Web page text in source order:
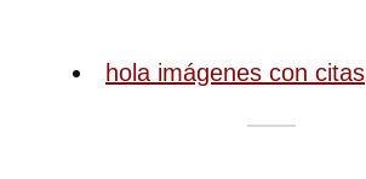
hola imágenes con citas